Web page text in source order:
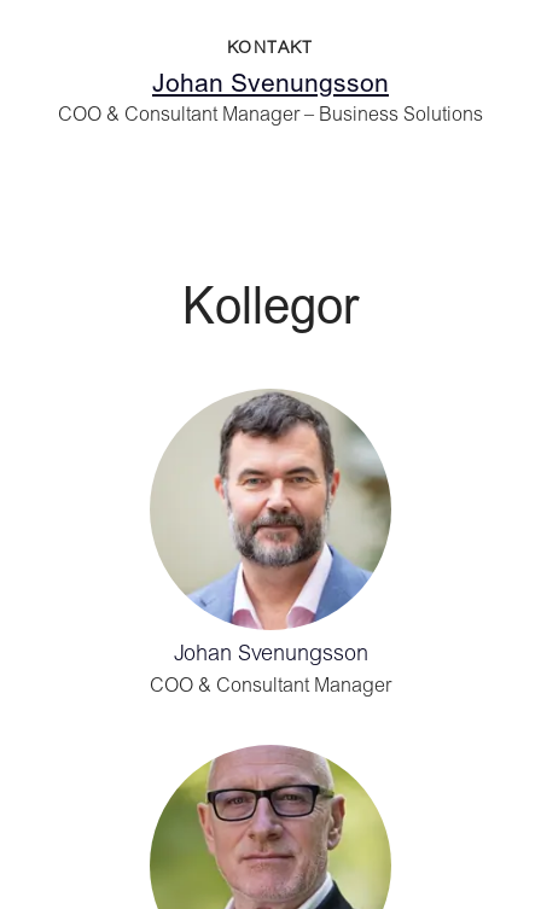
KONTAKT
Johan Svenungsson
COO & Consultant Manager – Business Solutions
Kollegor
Johan Svenungsson
COO & Consultant Manager